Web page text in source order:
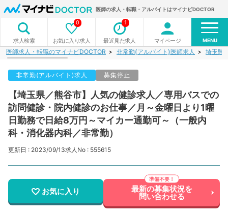
医師の求人・転職・アルバイトはマイナビDOCTOR
求人検索 お気に入り求人
0
最近見た求人
1
マイページ MENU
医師求人・転職のマイナビDOCTOR 非常勤(アルバイト)医師求人 埼玉県
非常勤(アルバイト)求人 募集停止
【埼玉県／熊谷市】人気の健診求人／専用バスでの
訪問健診・院内健診のお仕事／月～金曜日より1曜
日勤務で日給8万円～マイカー通勤可～（一般内
科・消化器内科／非常勤）
更新日 : 2023/09/13求人No : 555615
お気に入り 最新の募集状況を
問い合わせる